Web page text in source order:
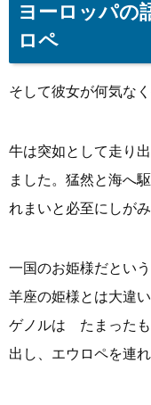
ヨーロッパの
ロペ
そして彼女が何気な
牛は突如として走り
ました。猛然と海へ
れまいと必至にしがみ
一国のお姫様だとい
羊座の姫様とは大違
ゲノルは たまったも
出し、エウロペを連